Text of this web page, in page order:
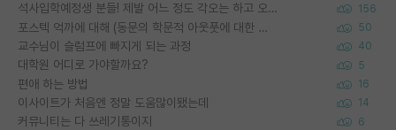
석사입학예정생 분들! 제발 어느 정도 각오는 하고 오세요. 156
포스텍 억까에 대해 (동문의 학문적 아웃풋에 대한 반박) 50
교수님이 슬럼프에 빠지게 되는 과정 40
대학원 어디로 가야할까요? 5
편애 하는 방법 16
이사이트가 처음엔 정말 도움많이됐는데 14
커뮤니티는 다 쓰레기통이지 6